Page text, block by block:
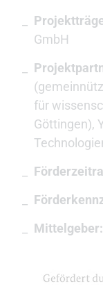
GmbH
für
Göttingen),
Mittelgeber: